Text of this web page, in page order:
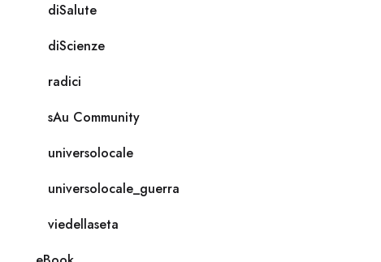
diSalute
diScienze
radici
sAu Community
universolocale
universolocale_guerra
viedellaseta